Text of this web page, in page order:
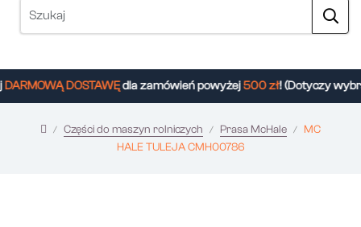
DOSTAWĘdla zamówień powyżej500 zł! (Dotyczy
Części do maszyn rolniczych Prasa McHale
MC
HALE TULEJA CMH00786